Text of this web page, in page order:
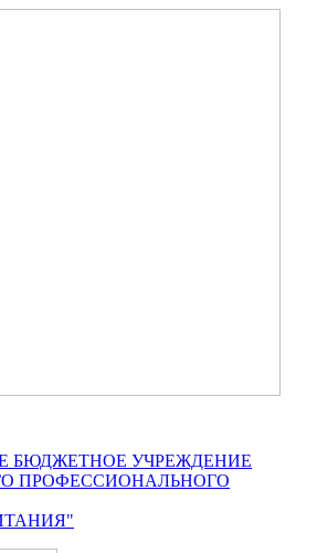
БЮДЖЕТНОЕ УЧРЕЖДЕНИЕ
ПРОФЕССИОНАЛЬНОГО